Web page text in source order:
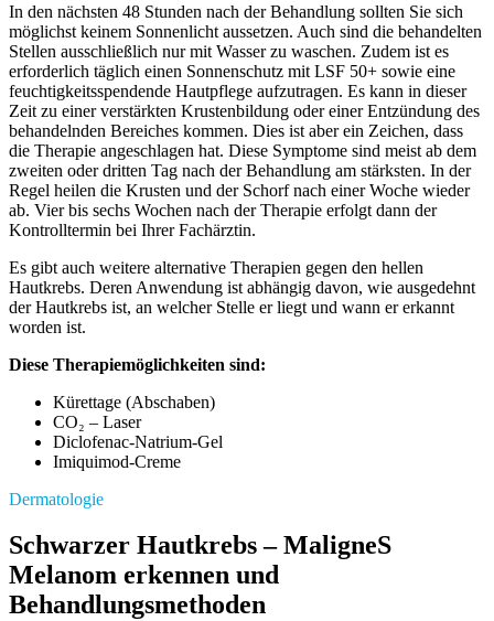
In den nächsten 48 Stunden nach der Behandlung sollten Sie sich
möglichst keinem Sonnenlicht aussetzen. Auch sind die behandelten
Stellen ausschließlich nur mit Wasser zu waschen. Zudem ist es
erforderlich täglich einen Sonnenschutz mit LSF 50+ sowie eine
feuchtigkeitsspendende Hautpflege aufzutragen. Es kann in dieser
Zeit zu einer verstärkten Krustenbildung oder einer Entzündung des
behandelnden Bereiches kommen. Dies ist aber ein Zeichen, dass
die Therapie angeschlagen hat. Diese Symptome sind meist ab dem
zweiten oder dritten Tag nach der Behandlung am stärksten. In der
Regel heilen die Krusten und der Schorf nach einer Woche wieder
ab. Vier bis sechs Wochen nach der Therapie erfolgt dann der
Kontrolltermin bei Ihrer Fachärztin.
Es gibt auch weitere alternative Therapien gegen den hellen
Hautkrebs. Deren Anwendung ist abhängig davon, wie ausgedehnt
der Hautkrebs ist, an welcher Stelle er liegt und wann er erkannt
worden ist.
Diese Therapiemöglichkeiten sind:
Kürettage (Abschaben)
CO₂ – Laser
Diclofenac-Natrium-Gel
Imiquimod-Creme
Dermatologie
Schwarzer Hautkrebs – MaligneS
Melanom erkennen und
Behandlungsmethoden